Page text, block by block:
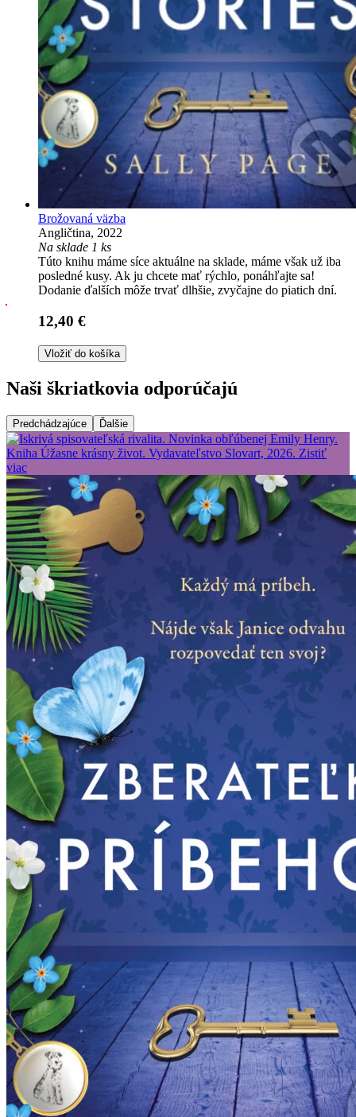
Brožovaná väzba
Angličtina, 2022
Na sklade 1 ks
Túto knihu máme síce aktuálne na sklade, máme však už iba
posledné kusy. Ak ju chcete mať rýchlo, ponáhľajte sa!
Dodanie ďalších môže trvať dlhšie, zvyčajne do piatich dní.
12,40 €
Vložiť do košíka
Naši škriatkovia odporúčajú
Predchádzajúce Ďalšie